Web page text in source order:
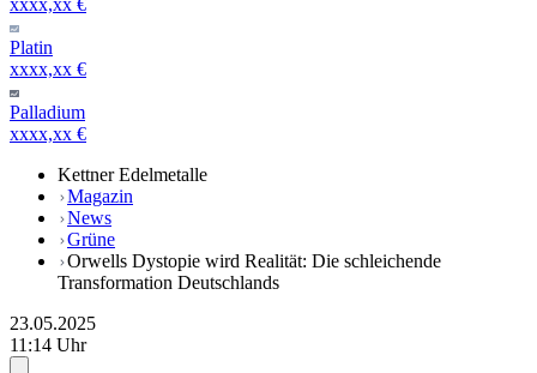
xxxx,xx €
Platin
xxxx,xx €
Palladium
xxxx,xx €
Kettner Edelmetalle
Magazin
News
Grüne
Orwells Dystopie wird Realität: Die schleichende
Transformation Deutschlands
23.05.2025
11:14 Uhr